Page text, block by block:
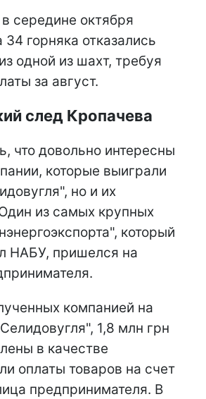
середине октября
34 горняка отказались
одной из шахт, требуя
за август.
след Кропачева
что довольно интересны
которые выиграли
но и их
из самых крупных
который
НАБУ, пришелся на
компанией на
1,8 млн грн
в качестве
оплаты товаров на счет
предпринимателя. В